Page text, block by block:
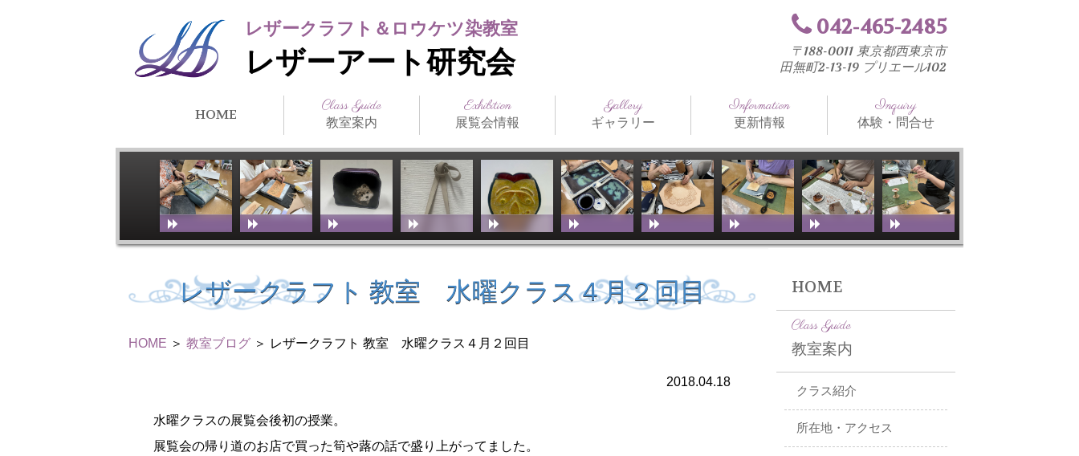
レザークラフト＆ロウケツ染教室
レザーアート研究会
042-465-2485
〒188-0011 東京都西東京市
田無町2-13-19 プリエール102
HOME Class Guide
教室案内
クラス紹介
所在地・アクセス
講師紹介
アーティスト（生
徒）紹介
教室スケジュール
教室体験
リンク
Exhibition
展覧会情報
まつだみちこ個展
教室展覧会
その他展覧会
日本の公募展
ILCE（International
Leather Craft
Exhibition）
日本革工芸展
海外の公募展
IFoLG
World Leather
Debut(Sheridan)
Gallery
ギャラリー
講師作品
生徒作品
作品別一覧
技法別一覧
販売品
メディア掲載
Information
更新情報
お知らせ
技法と工具
教室ブログ
Inquiry
体験・問合せ
レザークラフト 教室 水曜クラス４月２回目
HOME ＞教室ブログ ＞ レザークラフト 教室 水曜クラス４月２回目
2018.04.18
水曜クラスの展覧会後初の授業。
展覧会の帰り道のお店で買った筍や蕗の話で盛り上がってました。
HOME
Class Guide
教室案内
クラス紹介
所在地・アクセス